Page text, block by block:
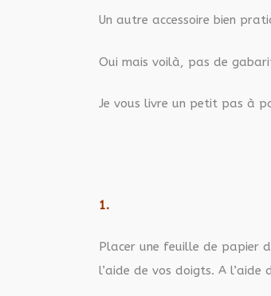
Un autre accessoire bien
Oui mais voilà, pas de
Je vous livre un petit pas à
1.
Placer une feuille de papier
l’aide de vos doigts. A